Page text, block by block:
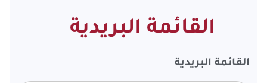
القائمة البريدية
القائمة البريدية